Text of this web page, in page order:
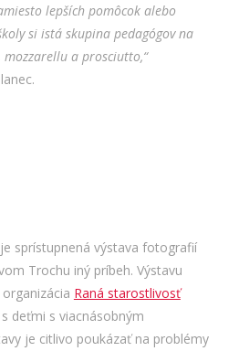
lepších pomôcok alebo
si istá skupina pedagógov na
a prosciutto,“
sprístupnená výstava fotografií
Trochu iný príbeh. Výstavu
Raná starostlivosť
deťmi s viacnásobným
je citlivo poukázať na problémy